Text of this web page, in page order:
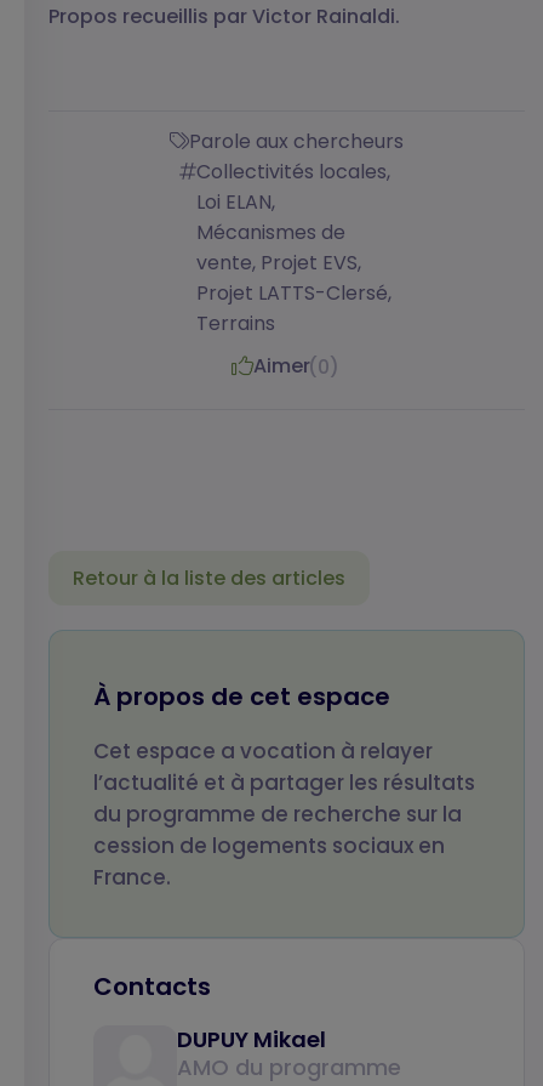
Propos recueillis par Victor Rainaldi.
Parole aux chercheurs
Collectivités locales,
Loi ELAN,
Mécanismes de
vente, Projet EVS,
Projet LATTS-Clersé,
Terrains
Aimer(0)
Retour à la liste des articles
À propos de cet espace
Cet espace a vocation à relayer
l’actualité et à partager les résultats
du programme de recherche sur la
cession de logements sociaux en
France.
Contacts
DUPUY Mikael
AMO du programme
Votre email
Objet de votre
message